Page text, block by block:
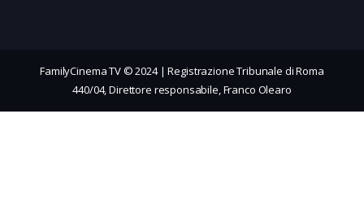
FamilyCinema TV © 2024 | Registrazione Tribunale di Roma
440/04, Direttore responsabile, Franco Olearo